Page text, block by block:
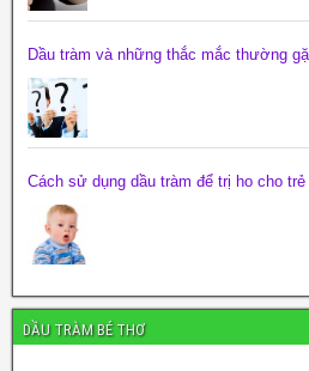
Dầu tràm và những thắc mắc thường
Cách sử dụng dầu tràm để trị ho cho
DẦU TRÀM BÉ THƠ